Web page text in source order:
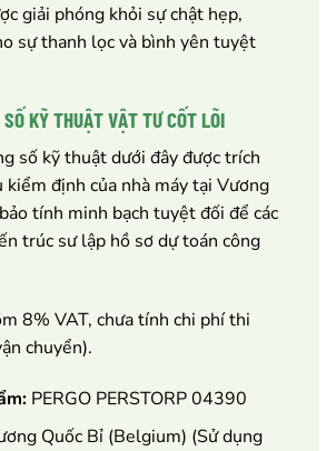
giải phóng khỏi sự chật hẹp,
sự thanh lọc và bình yên tuyệt
SỐ KỸ THUẬT VẬT TƯ CỐT LÕI
số kỹ thuật dưới đây được trích
định của nhà máy tại Vương
tính minh bạch tuyệt đối để các
trúc sư lập hồ sơ dự toán công
8% VAT, chưa tính chi phí thi
chuyển).
PERGO PERSTORP 04390
Quốc Bỉ (Belgium) (Sử dụng